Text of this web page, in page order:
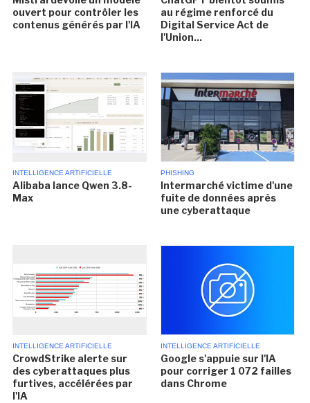
ouvert pour contrôler les
contenus générés par l'IA
au régime renforcé du
Digital Service Act de
l'Union...
INTELLIGENCE ARTIFICIELLE
Alibaba lance Qwen 3.8-
Max
PHISHING
Intermarché victime d'une
fuite de données après
une cyberattaque
INTELLIGENCE ARTIFICIELLE
CrowdStrike alerte sur
des cyberattaques plus
furtives, accélérées par
l'IA
INTELLIGENCE ARTIFICIELLE
Google s'appuie sur l'IA
pour corriger 1 072 failles
dans Chrome